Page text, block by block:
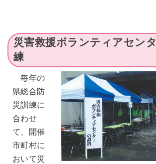
災害救援ボランティアセン
練
毎年の
県総合防
災訓練に
合わせ
て、開催
市町村に
おいて災